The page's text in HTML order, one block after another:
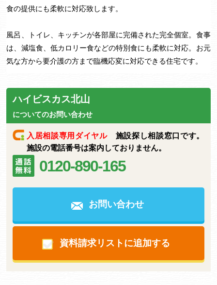
食の提供にも柔軟に対応致します。
風呂、トイレ、キッチンが各部屋に完備された完全個室。食事
は、減塩食、低カロリー食などの特別食にも柔軟に対応。お元
気な方から要介護の方まで臨機応変に対応できる住宅です。
ハイビスカス北山
についてのお問い合わせ
入居相談専用ダイヤル施設探し相談窓口です。
施設の電話番号は案内しておりません。
0120-890-165
お問い合わせ
資料請求リストに追加する